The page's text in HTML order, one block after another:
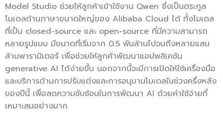
Model Studio ช่วยให้ลูกค้าเข้าใช้งาน Qwen ซึ่งเป็นตระกูล
โมเดลด้านภาษาขนาดใหญ่ของ Alibaba Cloud ได้ ทั้งโมเดล
ที่เป็น closed-source และ open-source ที่มีความสามารถ
หลายรูปแบบ มีขนาดที่เริ่มจาก 0.5 พันล้านไปจนถึงหลายแสน
ล้านพารามิเตอร์ เพื่อช่วยให้ลูกค้าพัฒนาแอปพลิเคชัน
generative AI ได้ง่ายขึ้น นอกจากนี้จะมีการเปิดให้ใช้เครื่องมือ
และบริการด้านการปรับแต่งและการอนุมานโมเดลในช่วงครึ่งหลัง
ของปีนี้ เพื่อลดความซับซ้อนในการพัฒนา AI ด้วยค่าใช้จ่ายที่
เหมาะสมอย่างมาก